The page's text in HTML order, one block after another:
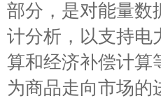
部分，是对能量数
计分析，以支持电
算和经济补偿计算
为商品走向市场的